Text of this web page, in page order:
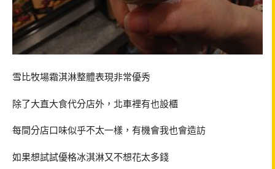
雪比牧場霜淇淋整體表現非常優秀
除了大直大食代分店外，北車裡有也設櫃
每間分店口味似乎不太一樣，有機會我也會造訪
如果想試試優格冰淇淋又不想花太多錢